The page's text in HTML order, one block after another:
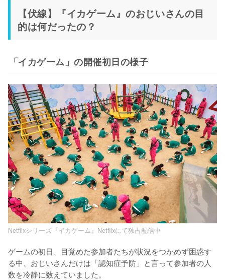
【伏線】『イカゲーム』のおじいさんの目
的は何だったの？
「イカゲーム」の開催初日の様子
Netflixシリーズ『イカゲーム』Netflixにて独占配信中
ゲームの初日、目覚めた参加者たちが状況をつかめず困惑す
る中、おじいさんだけは「認知症予防」と言って参加者の人
数を冷静に数えていました。